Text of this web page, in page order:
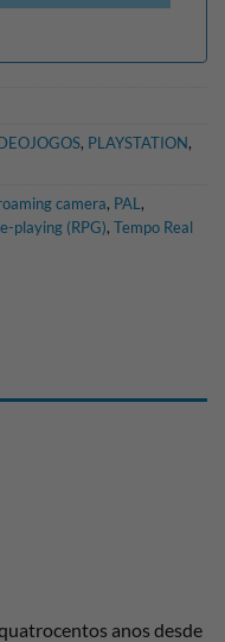
, PLAYSTATION,
camera, PAL,
playing (RPG), Tempo Real
anos desde